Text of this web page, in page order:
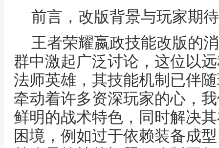
前言，改版背景与玩家期待
王者荣耀嬴政技能改版的
群中激起广泛讨论，这位以
法师英雄，其技能机制已伴
牵动着许多资深玩家的心，
鲜明的战术特色，同时解决
困境，例如过于依赖装备成